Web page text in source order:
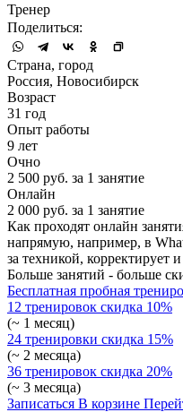
Тренер
Поделиться:
Страна, город
Россия, Новосибирск
Возраст
31 год
Опыт работы
9 лет
Очно
2 500 руб. за 1 занятие
Онлайн
2 000 руб. за 1 занятие
Как проходят онлайн
напрямую, например, в
за техникой, корректирует
Больше занятий - больше
Бесплатная пробная
12 тренировок скидка 10%
(~ 1 месяц)
24 тренировки скидка 15%
(~ 2 месяца)
36 тренировок скидка 20%
(~ 3 месяца)
Записаться В корзине